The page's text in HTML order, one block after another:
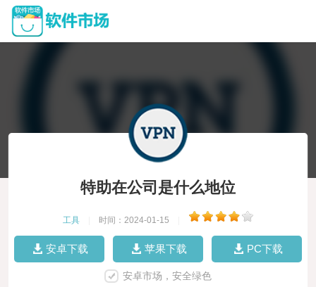
特助在公司是什么地位
工具 时间：2024-01-15
安卓下载 苹果下载 PC下载
安卓市场，安全绿色